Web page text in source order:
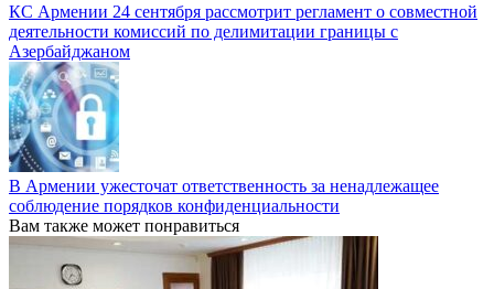
КС Армении 24 сентября рассмотрит регламент о совместной
деятельности комиссий по делимитации границы с
Азербайджаном
В Армении ужесточат ответственность за ненадлежащее
соблюдение порядков конфиденциальности
Вам также может понравиться